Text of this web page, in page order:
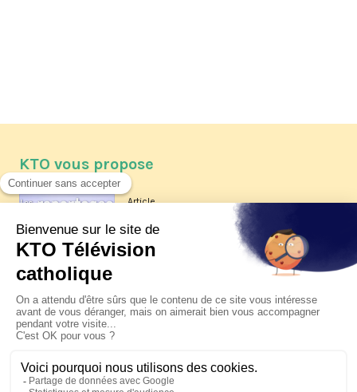
KTO vous propose
Article
Les reportages d'été 2026 de KTO
La visite pastorale du pape Léon
XIV à Assise à suivre sur KTO le
jeudi 6 août
Le pape en Uruguay, Argentine et
Pérou du 6 au 17 novembre 2026